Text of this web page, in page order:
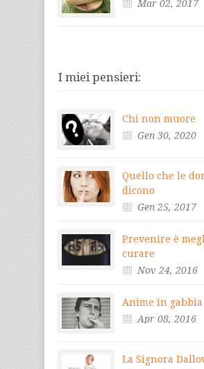
Mar 02, 2017
I miei pensieri:
Chi non muore
Gen 30, 2020
Quello che le
dicono
Gen 25, 2017
Prevenire è
curare
Nov 24, 2016
Anime in gabbia
Apr 08, 2016
La Signora